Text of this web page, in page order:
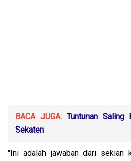
BACA JUGA: Tuntunan Saling
Sekaten
"Ini adalah jawaban dari sekian